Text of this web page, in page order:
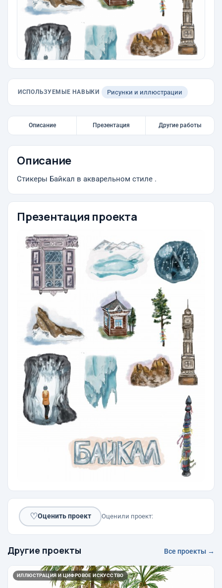
ИСПОЛЬЗУЕМЫЕ НАВЫКИ Рисунки и иллюстрации
Описание Презентация Другие работы
Описание
Стикеры Байкал в акварельном стиле .
Презентация проекта
♡Оценить проект Оценили проект:
Другие проекты Все проекты →
ИЛЛЮСТРАЦИЯ И ЦИФРОВОЕ ИСКУССТВО